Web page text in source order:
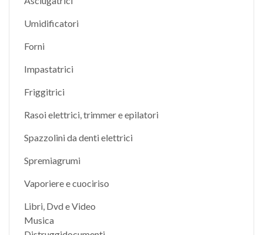
Umidificatori
Forni
Impastatrici
Friggitrici
Rasoi elettrici, trimmer e epilatori
Spazzolini da denti elettrici
Spremiagrumi
Vaporiere e cuociriso
Libri, Dvd e Video
Musica